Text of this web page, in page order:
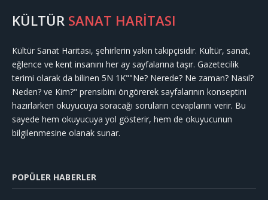
KÜLTÜR SANAT HARİTASI
Kültür Sanat Haritası, şehirlerin yakın takipçisidir. Kültür, sanat,
eğlence ve kent insanını her ay sayfalarına taşır. Gazetecilik
terimi olarak da bilinen 5N 1K""Ne? Nerede? Ne zaman? Nasıl?
Neden? ve Kim?" prensibini öngörerek sayfalarının konseptini
hazırlarken okuyucuya soracağı soruların cevaplarını verir. Bu
sayede hem okuyucuya yol gösterir, hem de okuyucunun
bilgilenmesine olanak sunar.
POPÜLER HABERLER